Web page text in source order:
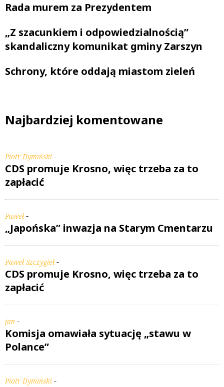
Rada murem za Prezydentem
„Z szacunkiem i odpowiedzialnością”
skandaliczny komunikat gminy Zarszyn
Schrony, które oddają miastom zieleń
Najbardziej komentowane
Piotr Dymiński -
CDS promuje Krosno, więc trzeba za to
zapłacić
Paweł -
„Japońska” inwazja na Starym Cmentarzu
Paweł Szczygieł -
CDS promuje Krosno, więc trzeba za to
zapłacić
jan -
Komisja omawiała sytuację „stawu w
Polance”
Piotr Dymiński -